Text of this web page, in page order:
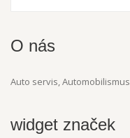
O nás
Auto servis, Automobilismus
widget značek